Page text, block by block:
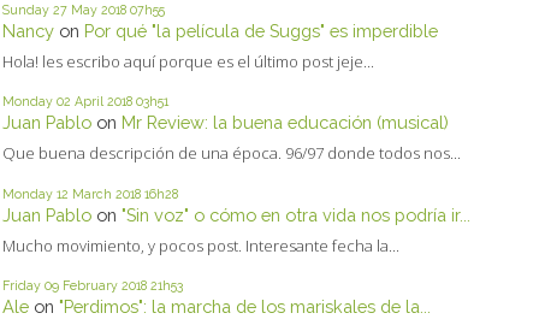
Sunday 27 May 2018 07h55
Nancy on Por qué "la película de Suggs" es imperdible
Hola! les escribo aquí porque es el último post jeje...
Monday 02 April 2018 03h51
Juan Pablo on Mr Review: la buena educación (musical)
Que buena descripción de una época. 96/97 donde todos nos...
Monday 12 March 2018 16h28
Juan Pablo on "Sin voz" o cómo en otra vida nos podría ir...
Mucho movimiento, y pocos post. Interesante fecha la...
Friday 09 February 2018 21h53
Ale on "Perdimos": la marcha de los mariskales de la...